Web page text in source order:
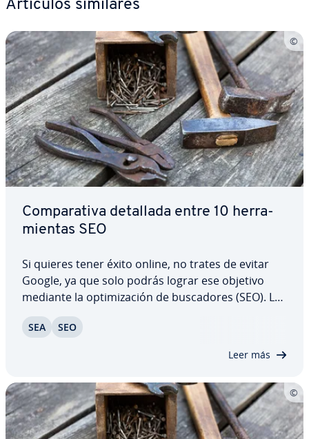
Artículos similares
Co­m­pa­ra­ti­va detallada entre 10 he­rra­
mie­n­tas SEO
Si quieres tener éxito online, no trates de evitar
Google, ya que solo podrás lograr ese objetivo
mediante la op­ti­mi­za­ción de bu­s­ca­do­res (SEO). Los
se co­n­si­de­ra­ban un secreto, pero esa noción
SEA SEO
Leer más